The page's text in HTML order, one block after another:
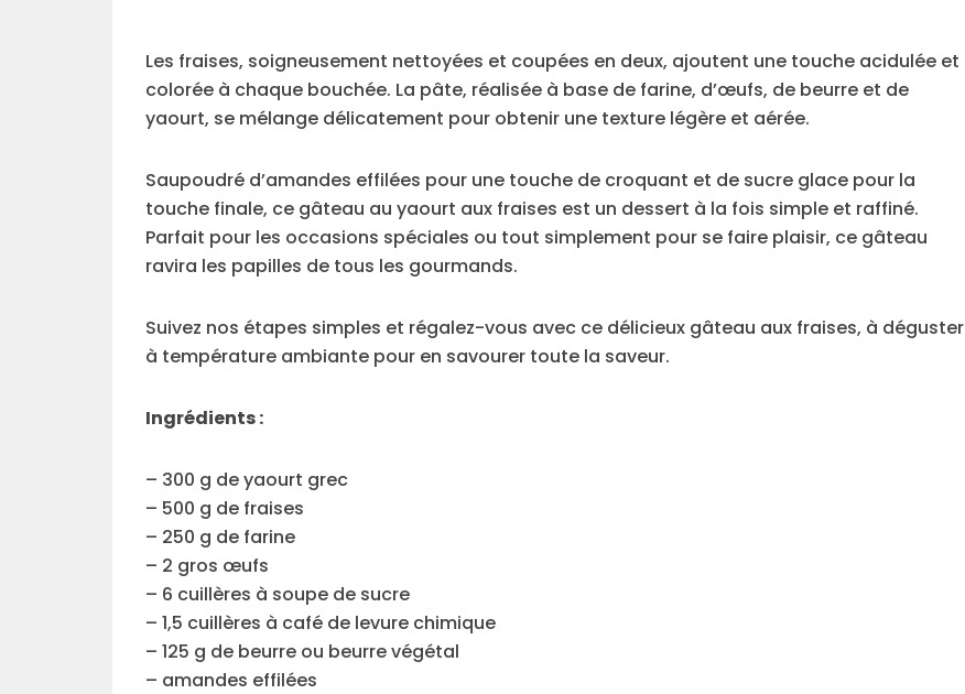
Les fraises, soigneusement nettoyées et coupées en deux, ajoutent une touche acidulée et
colorée à chaque bouchée. La pâte, réalisée à base de farine, d’œufs, de beurre et de
yaourt, se mélange délicatement pour obtenir une texture légère et aérée.
Saupoudré d’amandes effilées pour une touche de croquant et de sucre glace pour la
touche finale, ce gâteau au yaourt aux fraises est un dessert à la fois simple et raffiné.
Parfait pour les occasions spéciales ou tout simplement pour se faire plaisir, ce gâteau
ravira les papilles de tous les gourmands.
Suivez nos étapes simples et régalez-vous avec ce délicieux gâteau aux fraises, à déguster
à température ambiante pour en savourer toute la saveur.
Ingrédients :
– 300 g de yaourt grec
– 500 g de fraises
– 250 g de farine
– 2 gros œufs
– 6 cuillères à soupe de sucre
– 1,5 cuillères à café de levure chimique
– 125 g de beurre ou beurre végétal
– amandes effilées